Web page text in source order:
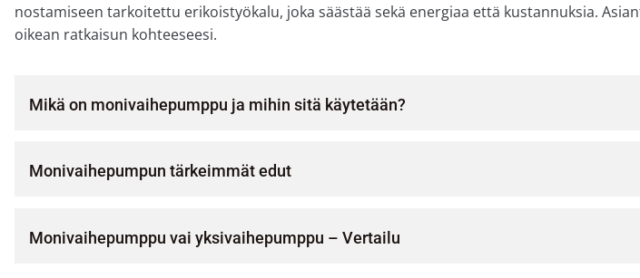
nostamiseen tarkoitettu erikoistyökalu, joka säästää sekä energiaa että kustannuksia.
oikean ratkaisun kohteeseesi.
Mikä on monivaihepumppu ja mihin sitä käytetään?
Monivaihepumpun tärkeimmät edut
Monivaihepumppu vai yksivaihepumppu – Vertailu